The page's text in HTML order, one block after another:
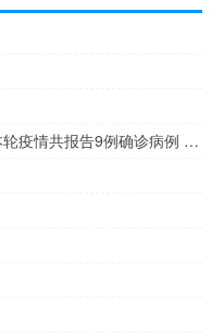
最新疫情数据消息情况 河南禹州本轮疫情共报告9例确诊病例 23例无症状感染者